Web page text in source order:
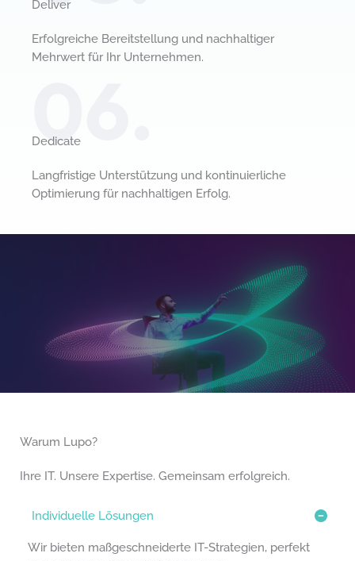
Deliver​
Erfolgreiche Bereitstellung und nachhaltiger
Mehrwert für Ihr Unternehmen.
06.
Dedicate
Langfristige Unterstützung und kontinuierliche
Optimierung für nachhaltigen Erfolg.
Warum Lupo?
Ihre IT. Unsere Expertise. Gemeinsam erfolgreich.
Individuelle Lösungen
Wir bieten maßgeschneiderte IT-Strategien, perfekt